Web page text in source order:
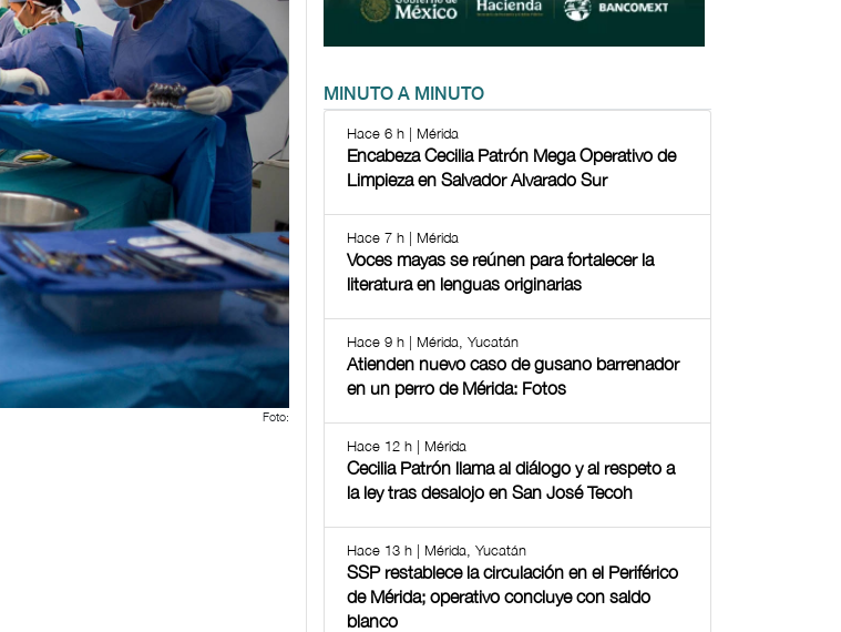
Foto:
MINUTO A MINUTO
Hace 6 h | Mérida
Encabeza Cecilia Patrón Mega Operativo de
Limpieza en Salvador Alvarado Sur
Hace 7 h | Mérida
Voces mayas se reúnen para fortalecer la
literatura en lenguas originarias
Hace 9 h | Mérida, Yucatán
Atienden nuevo caso de gusano barrenador
en un perro de Mérida: Fotos
Hace 12 h | Mérida
Cecilia Patrón llama al diálogo y al respeto a
la ley tras desalojo en San José Tecoh
Hace 13 h | Mérida, Yucatán
SSP restablece la circulación en el Periférico
de Mérida; operativo concluye con saldo
blanco